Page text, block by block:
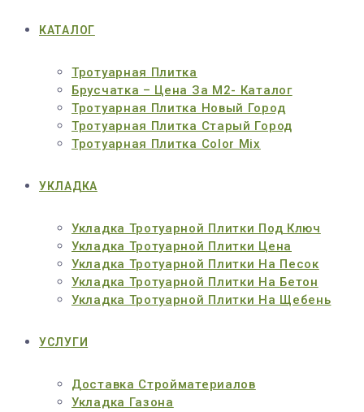
КАТАЛОГ
Тротуарная Плитка
Брусчатка – Цена За М2- Каталог
Тротуарная Плитка Новый Город
Тротуарная Плитка Старый Город
Тротуарная Плитка Color Mix
УКЛАДКА
Укладка Тротуарной Плитки Под Ключ
Укладка Тротуарной Плитки Цена
Укладка Тротуарной Плитки На Песок
Укладка Тротуарной Плитки На Бетон
Укладка Тротуарной Плитки На Щебень
УСЛУГИ
Доставка Стройматериалов
Укладка Газона